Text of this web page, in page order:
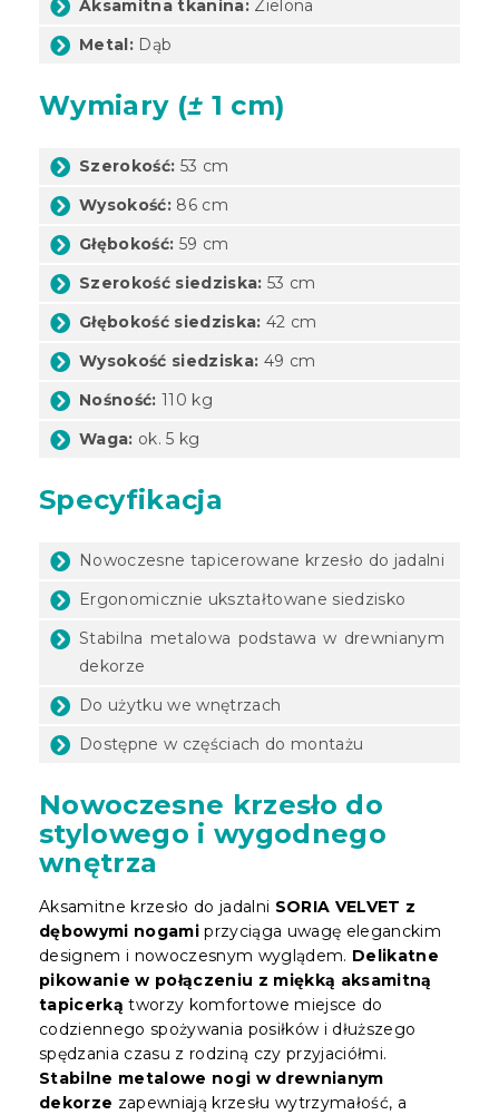
Aksamitna tkanina: Zielona
Metal: Dąb
Wymiary (± 1 cm)
Szerokość: 53 cm
Wysokość: 86 cm
Głębokość: 59 cm
Szerokość siedziska: 53 cm
Głębokość siedziska: 42 cm
Wysokość siedziska: 49 cm
Nośność: 110 kg
Waga: ok. 5 kg
Specyfikacja
Nowoczesne tapicerowane krzesło do jadalni
Ergonomicznie ukształtowane siedzisko
Stabilna metalowa podstawa w drewnianym
dekorze
Do użytku we wnętrzach
Dostępne w częściach do montażu
Nowoczesne krzesło do
stylowego i wygodnego
wnętrza
Aksamitne krzesło do jadalni SORIA VELVET z
dębowymi nogami przyciąga uwagę eleganckim
designem i nowoczesnym wyglądem. Delikatne
pikowanie w połączeniu z miękką aksamitną
tapicerką tworzy komfortowe miejsce do
codziennego spożywania posiłków i dłuższego
spędzania czasu z rodziną czy przyjaciółmi.
Stabilne metalowe nogi w drewnianym
dekorze zapewniają krzesłu wytrzymałość, a